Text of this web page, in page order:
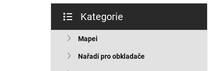
s
kategorie
Kategorie
Mapei
Nařadí pro obkladače